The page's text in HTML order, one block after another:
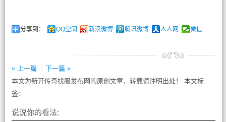
分享到： QQ空间 新浪微博 腾讯微博 人人网 微信
« 上一篇
下一篇 »
本文为新开传奇找服发布网的原创文章，转载请注明出处！ 本文标
签：
说说你的看法: